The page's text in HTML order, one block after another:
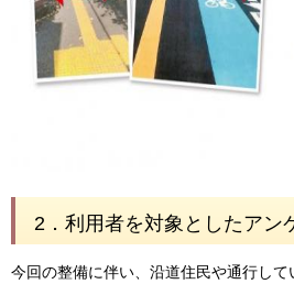
2．利用者を対象としたアン
今回の整備に伴い、沿道住民や通行し